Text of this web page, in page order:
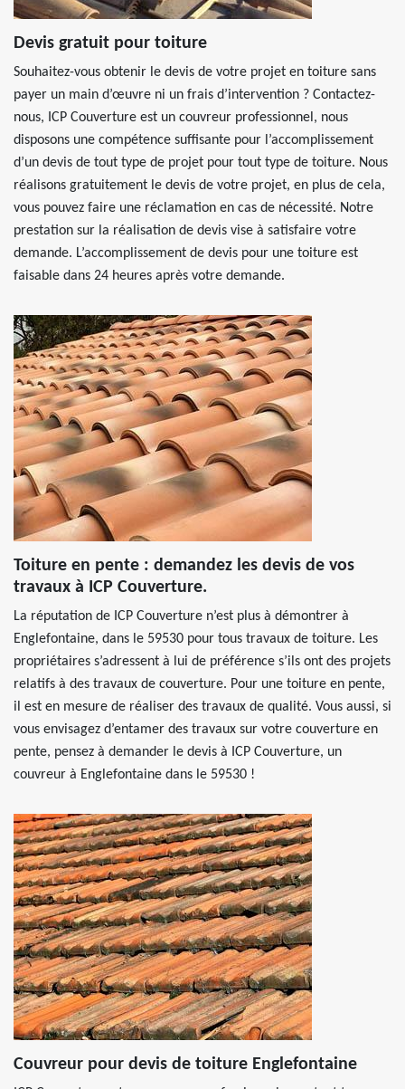
Devis gratuit pour toiture
Souhaitez-vous obtenir le devis de votre projet en toiture sans
payer un main d’œuvre ni un frais d’intervention ? Contactez-
nous, ICP Couverture est un couvreur professionnel, nous
disposons une compétence suffisante pour l’accomplissement
d’un devis de tout type de projet pour tout type de toiture. Nous
réalisons gratuitement le devis de votre projet, en plus de cela,
vous pouvez faire une réclamation en cas de nécessité. Notre
prestation sur la réalisation de devis vise à satisfaire votre
demande. L’accomplissement de devis pour une toiture est
faisable dans 24 heures après votre demande.
Toiture en pente : demandez les devis de vos
travaux à ICP Couverture.
La réputation de ICP Couverture n’est plus à démontrer à
Englefontaine, dans le 59530 pour tous travaux de toiture. Les
propriétaires s’adressent à lui de préférence s’ils ont des projets
relatifs à des travaux de couverture. Pour une toiture en pente,
il est en mesure de réaliser des travaux de qualité. Vous aussi, si
vous envisagez d’entamer des travaux sur votre couverture en
pente, pensez à demander le devis à ICP Couverture, un
couvreur à Englefontaine dans le 59530 !
Couvreur pour devis de toiture Englefontaine